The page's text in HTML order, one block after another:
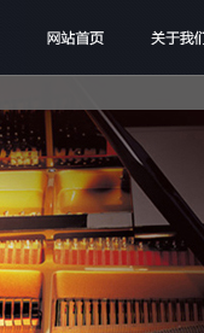
网站首页